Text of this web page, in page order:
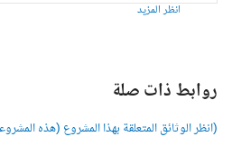
انظر المزيد
روابط ذات صلة
(انظر الوثائق المتعلقة بهذا المشروع (هذه المشروعات